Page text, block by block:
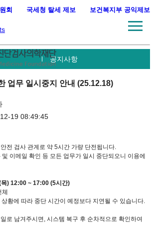
공지사항
업무 일시중지 안내 (25.12.18)
19 08:49:45
전 검사 관계로 약 5시간 가량 단전됩니다.
이메일 확인 등 모든 업무가 일시 중단되오니 이용에
) 12:00 ~ 17:00 (5시간)
체
황에 따라 중단 시간이 예정보다 지연될 수 있습니다.
로 남겨주시면, 시스템 복구 후 순차적으로 확인하여
회 국세청 탈세 제보 보건복지부 공익제보